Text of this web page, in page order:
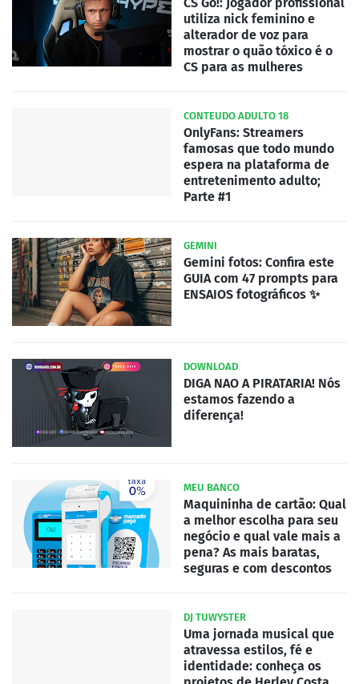
utiliza nick feminino e
alterador de voz para
mostrar o quão tóxico é o
CS para as mulheres
CONTEUDO ADULTO 18
OnlyFans: Streamers
famosas que todo mundo
espera na plataforma de
entretenimento adulto;
Parte #1
GEMINI
Gemini fotos: Confira este
GUIA com 47 prompts para
ENSAIOS fotográficos ✨
DOWNLOAD
DIGA NAO A PIRATARIA! Nós
estamos fazendo a
diferença!
MEU BANCO
Maquininha de cartão: Qual
a melhor escolha para seu
negócio e qual vale mais a
pena? As mais baratas,
seguras e com descontos
DJ TUWYSTER
Uma jornada musical que
atravessa estilos, fé e
identidade: conheça os